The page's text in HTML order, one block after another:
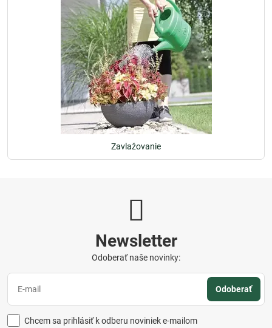
Zavlažovanie
Newsletter
Odoberať naše novinky:
Odoberať
Chcem sa prihlásiť k odberu noviniek e-mailom